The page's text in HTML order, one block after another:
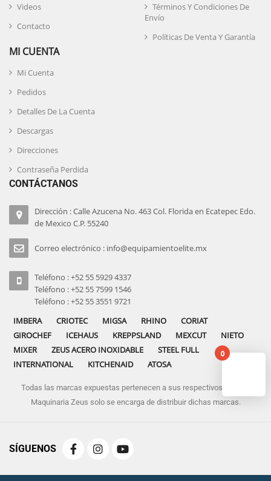
Videos
Contacto
Términos Y Condiciones De
Envío
Políticas De Venta Y Garantía
MI CUENTA
Mi Cuenta
Pedidos
Detalles De La Cuenta
Descargas
Direcciones
Contraseña Perdida
CONTÁCTANOS
Dirección : Calle Azucena No. 463 Col. Florida en Ecatepec Edo.
de Mexico C.P. 55240
Correo electrónico : info@equipamientoelite.mx
Teléfono : +52 55 5929 4337
Teléfono : +52 55 7599 1546
Teléfono : +52 55 3551 9721
IMBERA
CRIOTEC MIGSA RHINO
CORIAT
GIROCHEF
ICEHAUS KREPPSLAND MEXCUT
NIETO
MIXER
ZEUS ACERO INOXIDABLE
STEEL FULL
INTERNATIONAL
KITCHENAID ATOSA
Todas las marcas expuestas pertenecen a sus respectivos dueños
Maquinaria Zeus solo se encarga de distribuir dichas marcas.
SÍGUENOS
0